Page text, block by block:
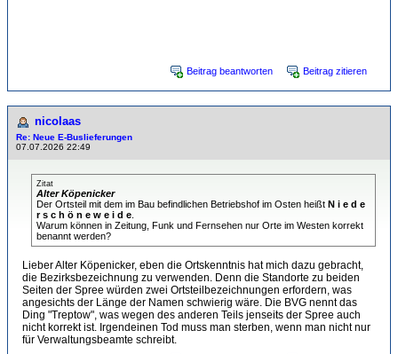
Beitrag beantworten Beitrag zitieren
nicolaas
Re: Neue E-Buslieferungen
07.07.2026 22:49
Zitat
Alter Köpenicker
Der Ortsteil mit dem im Bau befindlichen Betriebshof im Osten heißt N i e d e
r s c h ö n e w e i d e
Warum können in Zeitung, Funk und Fernsehen nur Orte im Westen korrekt
benannt werden?
Lieber Alter Köpenicker, eben die Ortskenntnis hat mich dazu gebracht,
die Bezirksbezeichnung zu verwenden. Denn die Standorte zu beiden
Seiten der Spree würden zwei Ortsteilbezeichnungen erfordern, was
angesichts der Länge der Namen schwierig wäre. Die BVG nennt das
Ding "Treptow", was wegen des anderen Teils jenseits der Spree auch
nicht korrekt ist. Irgendeinen Tod muss man sterben, wenn man nicht nur
für Verwaltungsbeamte schreibt.